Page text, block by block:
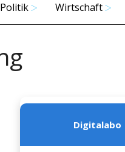
Politik Wirtschaft